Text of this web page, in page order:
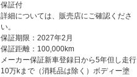
保証付
詳細については、販売店にご確認くださ
い。
保証期限：2027年2月
保証距離：100,000km
メーカー保証新車登録日から5年但し走行
10万kまで（消耗品は除く）ボディー塗